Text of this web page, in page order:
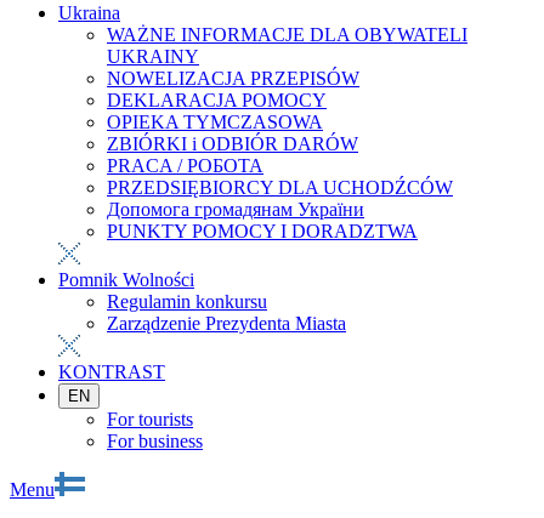
Ukraina
WAŻNE INFORMACJE DLA OBYWATELI
UKRAINY
NOWELIZACJA PRZEPISÓW
DEKLARACJA POMOCY
OPIEKA TYMCZASOWA
ZBIÓRKI i ODBIÓR DARÓW
PRACA / РОБОТА
PRZEDSIĘBIORCY DLA UCHODŹCÓW
Допомога громадянам України
PUNKTY POMOCY I DORADZTWA
Pomnik Wolności
Regulamin konkursu
Zarządzenie Prezydenta Miasta
KONTRAST
EN
For tourists
For business
Menu